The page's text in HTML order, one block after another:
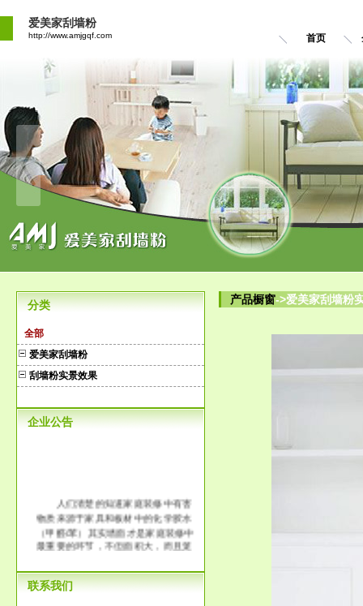
爱美家刮墙粉
http://www.amjgqf.com 首页
分类
全部
爱美家刮墙粉
刮墙粉实景效果
企业公告
人们清楚的知道家庭装修中有害
物质来源于家具和板材中的化学胶水
（甲醛/苯）其实墙面才是家庭装修中
最重要的环节，不但面积大，而且笼
量的化学胶水，它的释放时间长达3-8
年，长时间在一个污染的环境中生
联系我们
产品橱窗->爱美家刮墙粉